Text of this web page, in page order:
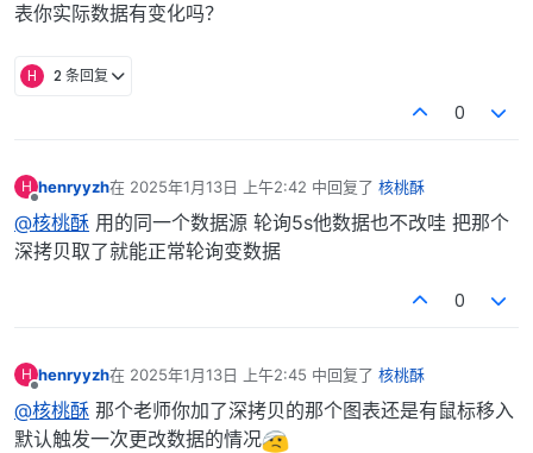
表你实际数据有变化吗？
H 2 条回复
0
H
离线
henryyzh在 2025年1月13日 上午2:42 中回复了 核桃酥
最后由 编辑
@核桃酥 用的同一个数据源 轮询5s他数据也不改哇 把那个
深拷贝取了就能正常轮询变数据
0
H
离线
henryyzh在 2025年1月13日 上午2:45 中回复了 核桃酥
最后由 编辑
@核桃酥 那个老师你加了深拷贝的那个图表还是有鼠标移入
默认触发一次更改数据的情况